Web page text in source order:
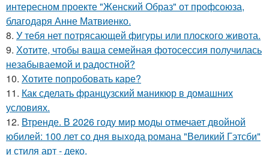
интересном проекте "Женский Образ" от профсоюза,
благодаря Анне Матвиенко.
8. У тебя нет потрясающей фигуры или плоского живота.
9. Хотите, чтобы ваша семейная фотосессия получилась
незабываемой и радостной?
10. Хотите попробовать каре?
11. Как сделать французский маникюр в домашних
условиях.
12. Втренде. В 2026 году мир моды отмечает двойной
юбилей: 100 лет со дня выхода романа "Великий Гэтсби"
и стиля арт - деко.